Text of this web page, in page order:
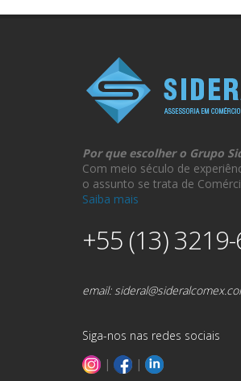
Por que escolher o Grupo
Com meio século de
o assunto se trata de
Saiba mais
+55 (13)
email:
Siga-nos nas redes sociais
|
|